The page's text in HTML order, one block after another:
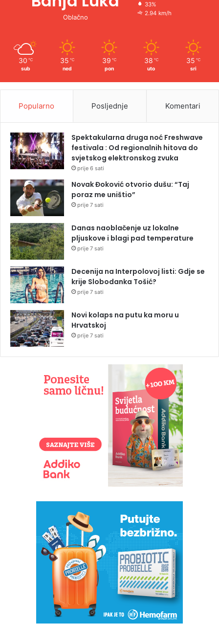
Oblačno
33%
2.94 km/h
30 ℃
sub
35 ℃
ned
39 ℃
pon
38 ℃
uto
35 ℃
sri
Popularno Posljednje Komentari
Spektakularna druga noć Freshwave
festivala : Od regionalnih hitova do
svjetskog elektronskog zvuka
prije 6 sati
Novak Đoković otvorio dušu: “Taj
poraz me uništio”
prije 7 sati
Danas naoblačenje uz lokalne
pljuskove i blagi pad temperature
prije 7 sati
Decenija na Interpolovoj listi: Gdje se
krije Slobodanka Tošić?
prije 7 sati
Novi kolaps na putu ka moru u
Hrvatskoj
prije 7 sati